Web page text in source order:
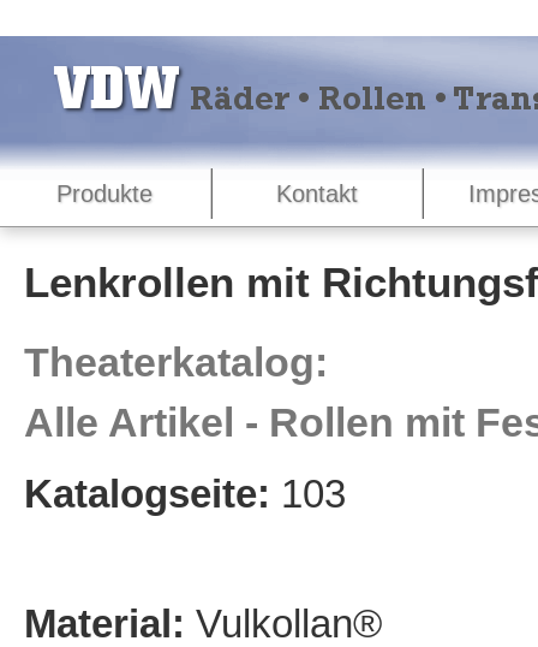
Produkte Kontakt
Lenkrollen mit
Theaterkatalog:
Alle Artikel - Rollen mit
Katalogseite: 103
Material: Vulkollan®